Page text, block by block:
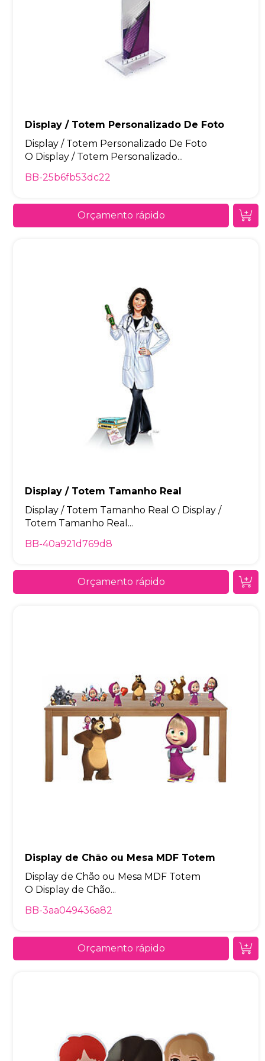
Display / Totem Personalizado De Foto
Display / Totem Personalizado De Foto
O Display / Totem Personalizado...
BB-25b6fb53dc22
Orçamento rápido
Display / Totem Tamanho Real
Display / Totem Tamanho Real O Display /
Totem Tamanho Real...
BB-40a921d769d8
Orçamento rápido
Display de Chão ou Mesa MDF Totem
Display de Chão ou Mesa MDF Totem
O Display de Chão...
BB-3aa049436a82
Orçamento rápido